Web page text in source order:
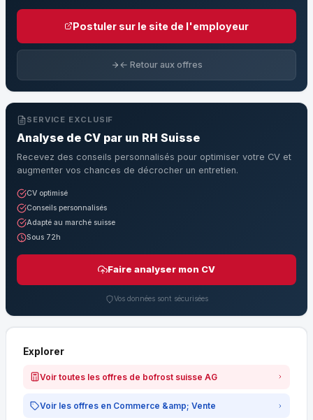
Postuler sur le site de l'employeur
← Retour aux offres
SERVICE EXCLUSIF
Analyse de CV par un RH Suisse
Recevez des conseils personnalisés pour optimiser votre CV et
augmenter vos chances de décrocher un entretien.
CV optimisé
Conseils personnalisés
Adapté au marché suisse
Sous 72h
Faire analyser mon CV
Vos données sont sécurisées
Explorer
Voir toutes les offres de bofrost suisse AG
Voir les offres en Commerce &amp; Vente